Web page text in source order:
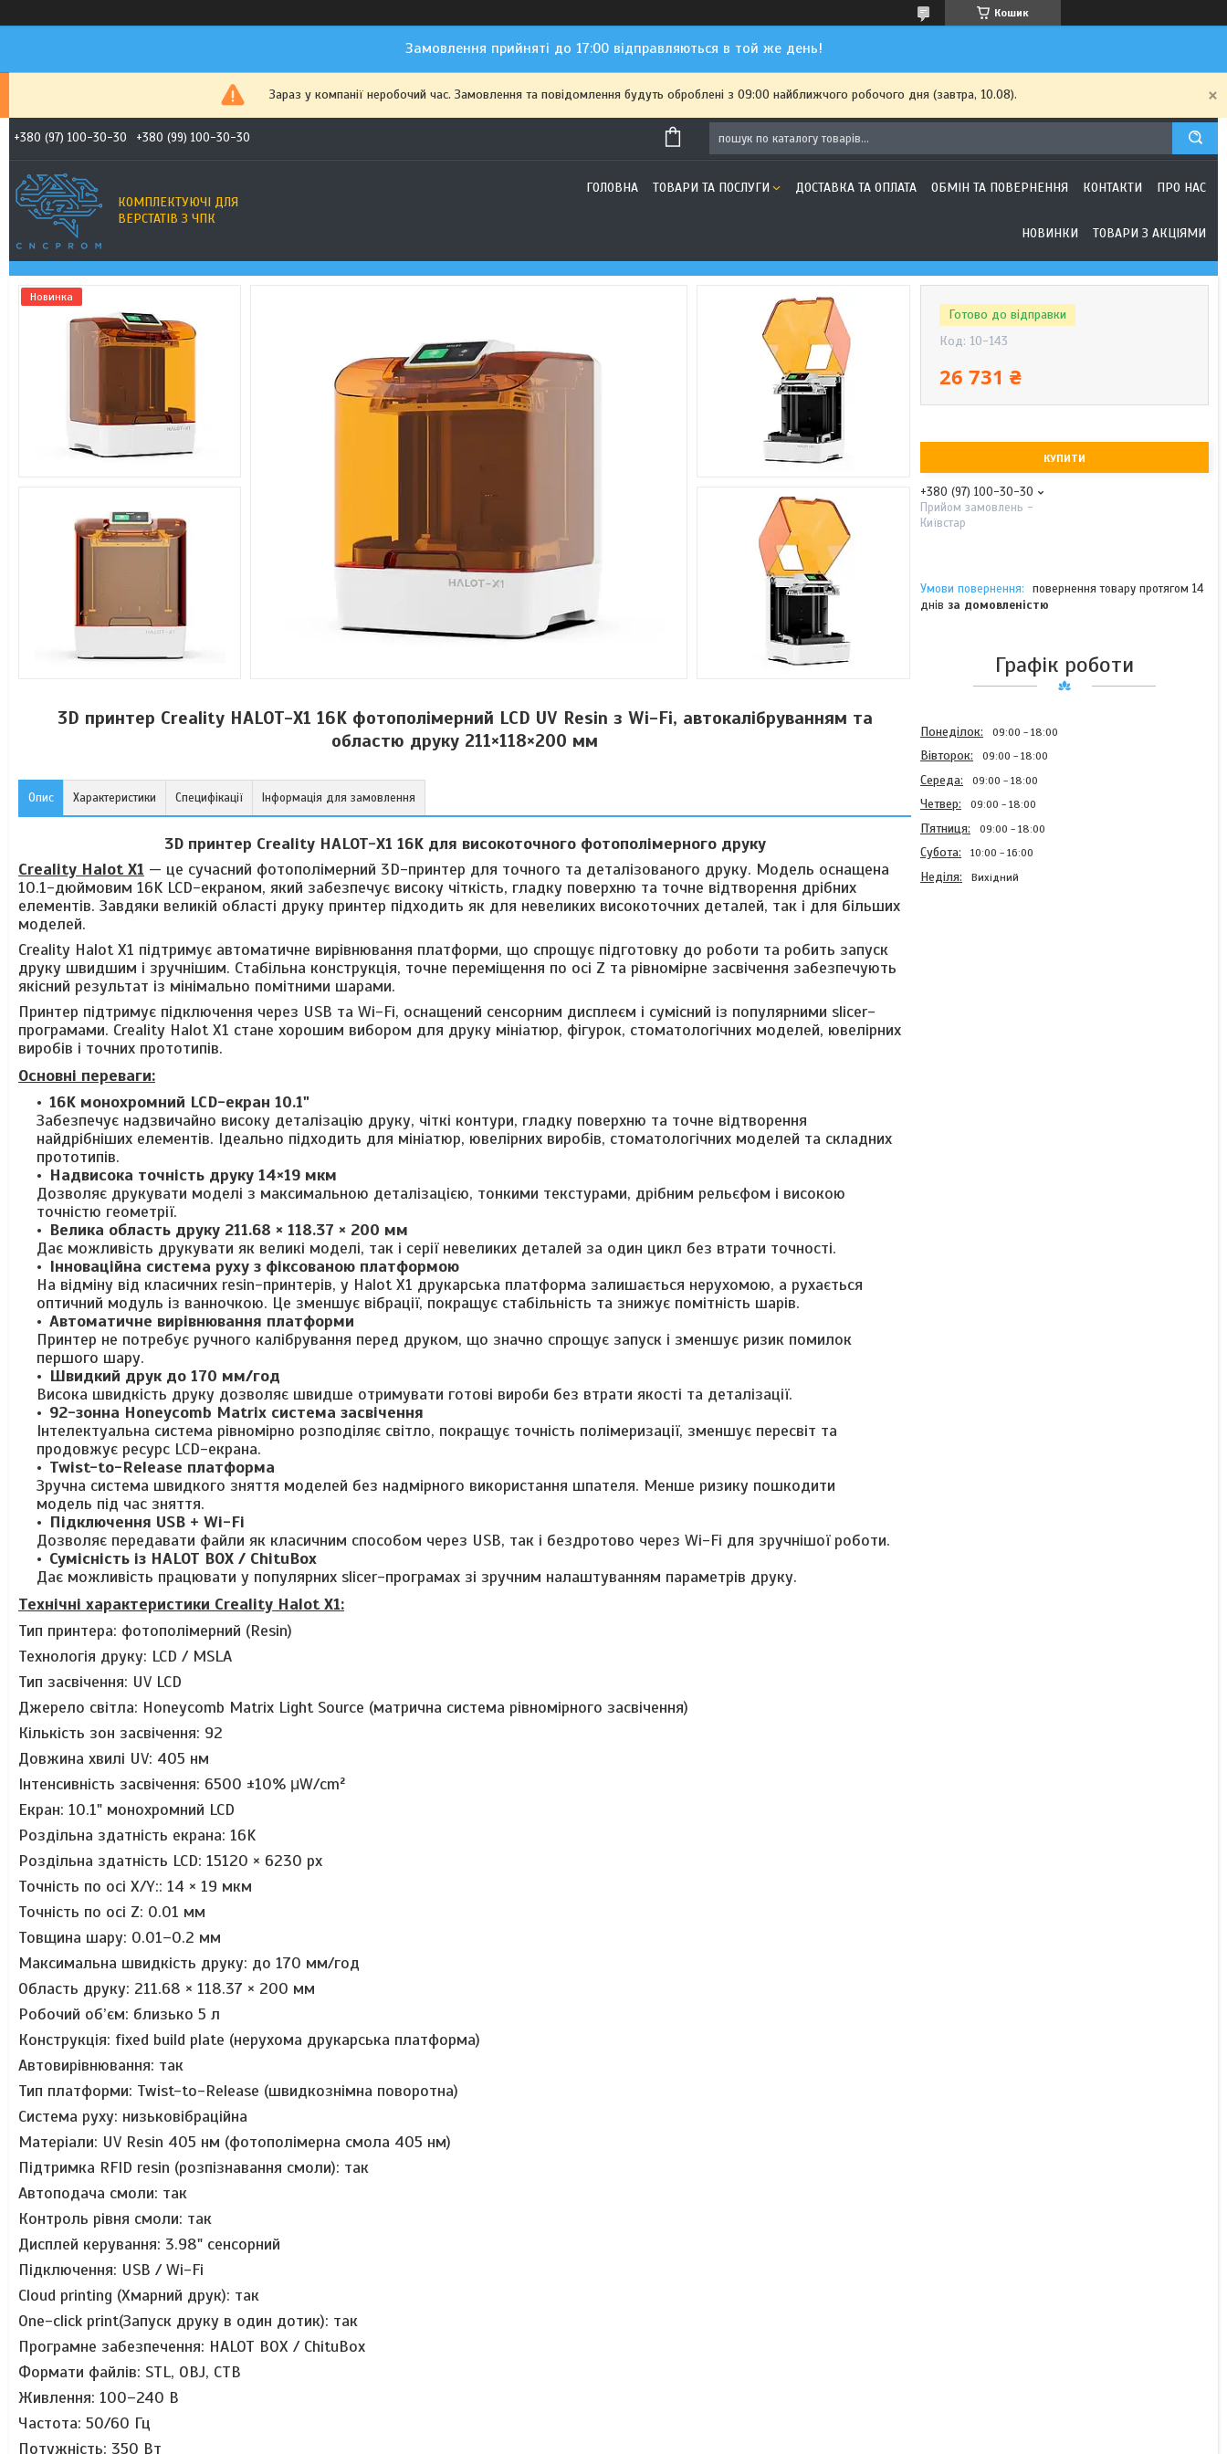
Кошик
Замовлення прийняті до 17:00 відправляються в той же день!
Зараз у компанії неробочий час. Замовлення та повідомлення будуть оброблені з 09:00 найближчого робочого дня (завтра, 10.08).
+380 (97) 100-30-30 +380 (99) 100-30-30
КОМПЛЕКТУЮЧІ ДЛЯ
ВЕРСТАТІВ З ЧПК
ГОЛОВНА ТОВАРИ ТА ПОСЛУГИ ДОСТАВКА ТА ОПЛАТА ОБМІН ТА ПОВЕРНЕННЯ КОНТАКТИ ПРО НАС
НОВИНКИ ТОВАРИ З АКЦІЯМИ
Новинка
3D принтер Creality HALOT-X1 16K фотополімерний LCD UV Resin з Wi-Fi, автокалібруванням та
областю друку 211×118×200 мм
Опис Характеристики Специфікації Інформація для замовлення
3D принтер Creality HALOT-X1 16K для високоточного фотополімерного друку
Creality Halot X1 — це сучасний фотополімерний 3D-принтер для точного та деталізованого друку. Модель оснащена
10.1-дюймовим 16K LCD-екраном, який забезпечує високу чіткість, гладку поверхню та точне відтворення дрібних
елементів. Завдяки великій області друку принтер підходить як для невеликих високоточних деталей, так і для більших
моделей.
Creality Halot X1 підтримує автоматичне вирівнювання платформи, що спрощує підготовку до роботи та робить запуск
друку швидшим і зручнішим. Стабільна конструкція, точне переміщення по осі Z та рівномірне засвічення забезпечують
якісний результат із мінімально помітними шарами.
Принтер підтримує підключення через USB та Wi-Fi, оснащений сенсорним дисплеєм і сумісний із популярними slicer-
програмами. Creality Halot X1 стане хорошим вибором для друку мініатюр, фігурок, стоматологічних моделей, ювелірних
виробів і точних прототипів.
Основні переваги:
16K монохромний LCD-екран 10.1"
Забезпечує надзвичайно високу деталізацію друку, чіткі контури, гладку поверхню та точне відтворення
найдрібніших елементів. Ідеально підходить для мініатюр, ювелірних виробів, стоматологічних моделей та складних
прототипів.
Надвисока точність друку 14×19 мкм
Дозволяє друкувати моделі з максимальною деталізацією, тонкими текстурами, дрібним рельєфом і високою
точністю геометрії.
Велика область друку 211.68 × 118.37 × 200 мм
Дає можливість друкувати як великі моделі, так і серії невеликих деталей за один цикл без втрати точності.
Інноваційна система руху з фіксованою платформою
На відміну від класичних resin-принтерів, у Halot X1 друкарська платформа залишається нерухомою, а рухається
оптичний модуль із ванночкою. Це зменшує вібрації, покращує стабільність та знижує помітність шарів.
Автоматичне вирівнювання платформи
Принтер не потребує ручного калібрування перед друком, що значно спрощує запуск і зменшує ризик помилок
першого шару.
Швидкий друк до 170 мм/год
Висока швидкість друку дозволяє швидше отримувати готові вироби без втрати якості та деталізації.
92-зонна Honeycomb Matrix система засвічення
Інтелектуальна система рівномірно розподіляє світло, покращує точність полімеризації, зменшує пересвіт та
продовжує ресурс LCD-екрана.
Twist-to-Release платформа
Зручна система швидкого зняття моделей без надмірного використання шпателя. Менше ризику пошкодити
модель під час зняття.
Підключення USB + Wi-Fi
Дозволяє передавати файли як класичним способом через USB, так і бездротово через Wi-Fi для зручнішої роботи.
Сумісність із HALOT BOX / ChituBox
Дає можливість працювати у популярних slicer-програмах зі зручним налаштуванням параметрів друку.
Технічні характеристики Creality Halot X1:
Тип принтера: фотополімерний (Resin)
Технологія друку: LCD / MSLA
Тип засвічення: UV LCD
Джерело світла: Honeycomb Matrix Light Source (матрична система рівномірного засвічення)
Кількість зон засвічення: 92
Довжина хвилі UV: 405 нм
Інтенсивність засвічення: 6500 ±10% μW/cm²
Екран: 10.1" монохромний LCD
Роздільна здатність екрана: 16K
Роздільна здатність LCD: 15120 × 6230 px
Точність по осі X/Y:: 14 × 19 мкм
Точність по осі Z: 0.01 мм
Товщина шару: 0.01–0.2 мм
Максимальна швидкість друку: до 170 мм/год
Область друку: 211.68 × 118.37 × 200 мм
Робочий об’єм: близько 5 л
Конструкція: fixed build plate (нерухома друкарська платформа)
Автовирівнювання: так
Тип платформи: Twist-to-Release (швидкознімна поворотна)
Система руху: низьковібраційна
Матеріали: UV Resin 405 нм (фотополімерна смола 405 нм)
Підтримка RFID resin (розпізнавання смоли): так
Автоподача смоли: так
Контроль рівня смоли: так
Дисплей керування: 3.98" сенсорний
Підключення: USB / Wi-Fi
Cloud printing (Хмарний друк): так
One-click print(Запуск друку в один дотик): так
Програмне забезпечення: HALOT BOX / ChituBox
Формати файлів: STL, OBJ, CTB
Живлення: 100–240 В
Частота: 50/60 Гц
Потужність: 350 Вт
Готово до відправки
Код: 10-143
26 731 ₴
КУПИТИ
+380 (97) 100-30-30
Прийом замовлень -
Київстар
повернення товару протягом 14
днів за домовленістю
Графік роботи
Понеділок 09:00 18:00
Вівторок 09:00 18:00
Середа 09:00 18:00
Четвер 09:00 18:00
Пʼятниця 09:00 18:00
Субота 10:00 16:00
Неділя Вихідний